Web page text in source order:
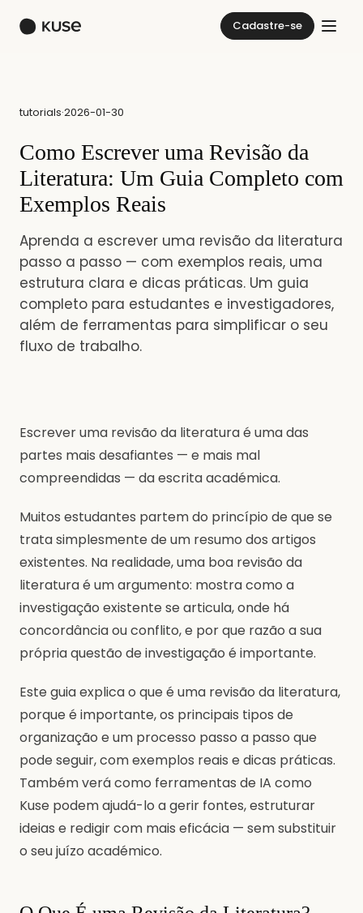
Cadastre-se
tutorials·2026-01-30
Como Escrever uma Revisão da
Literatura: Um Guia Completo com
Exemplos Reais
Aprenda a escrever uma revisão da literatura
passo a passo — com exemplos reais, uma
estrutura clara e dicas práticas. Um guia
completo para estudantes e investigadores,
além de ferramentas para simplificar o seu
fluxo de trabalho.
Escrever uma revisão da literatura é uma das
partes mais desafiantes — e mais mal
compreendidas — da escrita académica.
Muitos estudantes partem do princípio de que se
trata simplesmente de um resumo dos artigos
existentes. Na realidade, uma boa revisão da
literatura é um argumento: mostra como a
investigação existente se articula, onde há
concordância ou conflito, e por que razão a sua
própria questão de investigação é importante.
Este guia explica o que é uma revisão da literatura,
porque é importante, os principais tipos de
organização e um processo passo a passo que
pode seguir, com exemplos reais e dicas práticas.
Também verá como ferramentas de IA como
Kuse podem ajudá-lo a gerir fontes, estruturar
ideias e redigir com mais eficácia — sem substituir
o seu juízo académico.